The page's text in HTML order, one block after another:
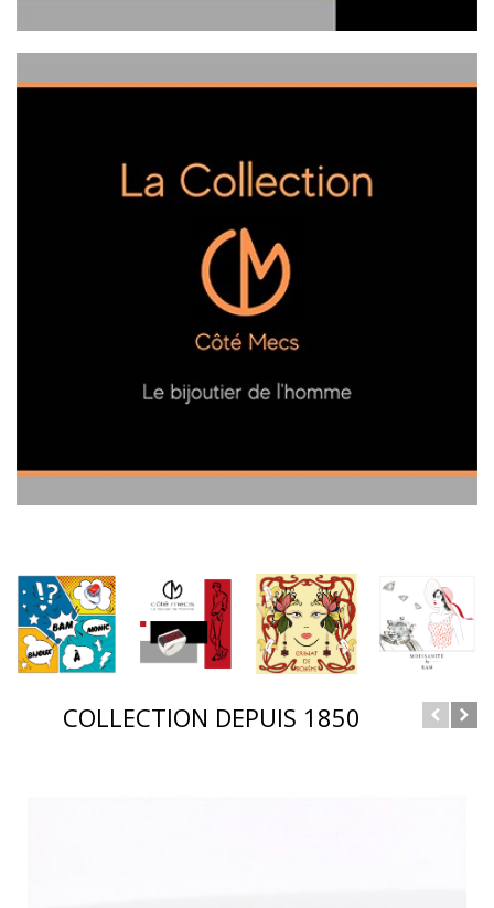
COLLECTION DEPUIS 1850